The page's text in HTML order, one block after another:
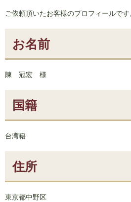
ご依頼頂いたお客様のプロフィールです
お名前
陳 冠宏 様
国籍
台湾籍
住所
東京都中野区